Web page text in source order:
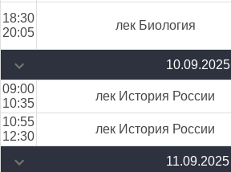
18:30
20:05
лек Биология
10.09.2025
09:00
10:35
лек История России
10:55
12:30
лек История России
11.09.2025